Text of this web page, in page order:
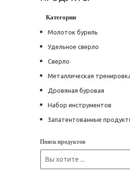
Категории
Молоток буриль
Удельное сверло
Сверло
Металлическая
Дровяная буровая
Набор инструментов
Запатентованные
Поиск продуктов